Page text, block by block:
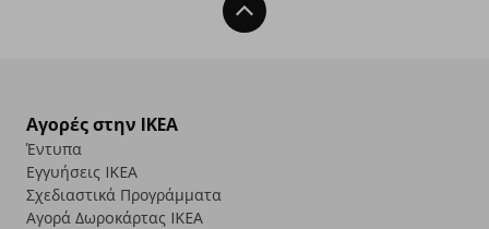
Back To Top
Αγορές στην IKEA
Έντυπα
Εγγυήσεις IKEA
Σχεδιαστικά Προγράμματα
Αγορά Δωρoκάρτας IKEA